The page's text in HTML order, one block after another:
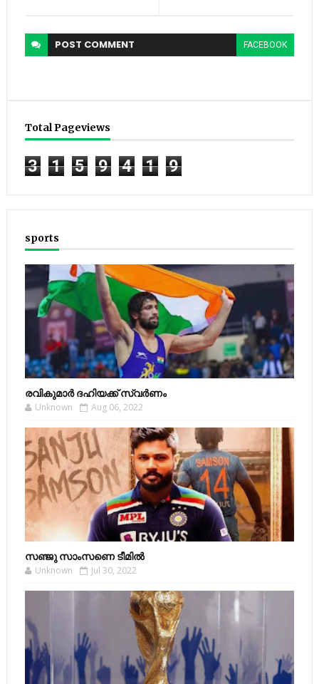
POST COMMENT FACEBOOK
Total Pageviews
3 1 5 9 4 1 9
sports
രവികുമാര്‍ ദഹിയക്ക് സ്വര്‍ണം
Unknown Aug 06, 2022
സഞ്ജു സാംസണെ ടീമില്‍
Unknown Jul 30, 2022